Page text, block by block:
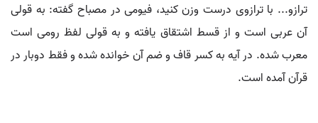
ترازو... با ترازوی درست وزن کنید، فیومی در مصباح گفته: به قولی
آن عربی است و از قسط اشتقاق یافته و به قولی لفظ رومی است
معرب شده. در آیه به کسر قاف و ضم آن خوانده شده و فقط دوبار در
قرآن آمده است.